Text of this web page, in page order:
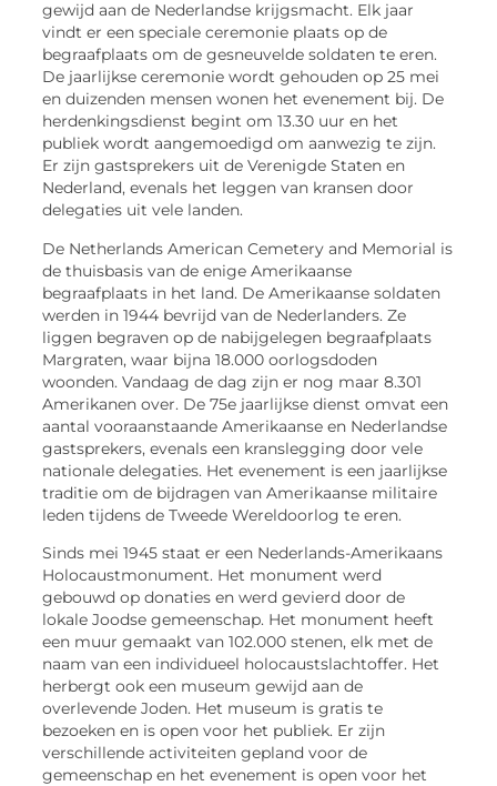
gewijd aan de Nederlandse krijgsmacht. Elk jaar
vindt er een speciale ceremonie plaats op de
begraafplaats om de gesneuvelde soldaten te eren.
De jaarlijkse ceremonie wordt gehouden op 25 mei
en duizenden mensen wonen het evenement bij. De
herdenkingsdienst begint om 13.30 uur en het
publiek wordt aangemoedigd om aanwezig te zijn.
Er zijn gastsprekers uit de Verenigde Staten en
Nederland, evenals het leggen van kransen door
delegaties uit vele landen.
De Netherlands American Cemetery and Memorial is
de thuisbasis van de enige Amerikaanse
begraafplaats in het land. De Amerikaanse soldaten
werden in 1944 bevrijd van de Nederlanders. Ze
liggen begraven op de nabijgelegen begraafplaats
Margraten, waar bijna 18.000 oorlogsdoden
woonden. Vandaag de dag zijn er nog maar 8.301
Amerikanen over. De 75e jaarlijkse dienst omvat een
aantal vooraanstaande Amerikaanse en Nederlandse
gastsprekers, evenals een kranslegging door vele
nationale delegaties. Het evenement is een jaarlijkse
traditie om de bijdragen van Amerikaanse militaire
leden tijdens de Tweede Wereldoorlog te eren.
Sinds mei 1945 staat er een Nederlands-Amerikaans
Holocaustmonument. Het monument werd
gebouwd op donaties en werd gevierd door de
lokale Joodse gemeenschap. Het monument heeft
een muur gemaakt van 102.000 stenen, elk met de
naam van een individueel holocaustslachtoffer. Het
herbergt ook een museum gewijd aan de
overlevende Joden. Het museum is gratis te
bezoeken en is open voor het publiek. Er zijn
verschillende activiteiten gepland voor de
gemeenschap en het evenement is open voor het